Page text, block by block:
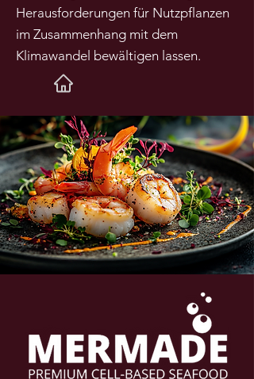
Herausforderungen für Nutzpflanzen
im Zusammenhang mit dem
Klimawandel bewältigen lassen.